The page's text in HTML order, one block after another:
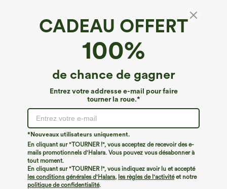
CADEAU OFFERT
100%
de chance de gagner
Entrez votre addresse e-mail pour faire
tourner la roue.*
*Nouveaux utilisateurs uniquement.
En cliquant sur "TOURNER !", vous acceptez de recevoir des e-
mails promotionnels d'Halara. Vous pouvez vous désabonner à
tout moment.
En cliquant sur "TOURNER !", vous indiquez avoir lu et accepté
les conditions générales d'Halara, les règles de l'activitéet notre
politique de confidentialité.
Denim Halara Flex™*
Halara Flex™ mini-robe bodycon avec lanière
au cou, fermeture éclair et ceinture, en jean
€57,95 EUR